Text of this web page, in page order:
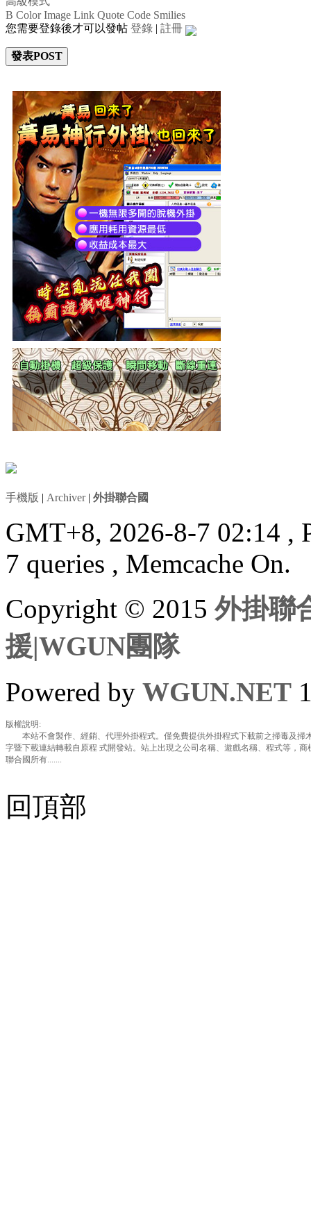
B Color Image Link Quote Code Smilies
您需要登錄後才可以發帖 登錄 | 註冊
發表POST
手機版 | Archiver| 外掛聯合國
GMT+8, 2026-8-7 02:14 ,
7 queries , Memcache On.
Copyright © 2015外掛聯
援|WGUN團隊
Powered by WGUN.NET
版權說明:
本站不會製作、經銷、代理外掛程式。僅免費提供外掛程式下載前之掃毒及掃
字暨下載連結轉載自原程 式開發站。站上出現之公司名稱、遊戲名稱、程式等，
聯合國所有.......
回頂部